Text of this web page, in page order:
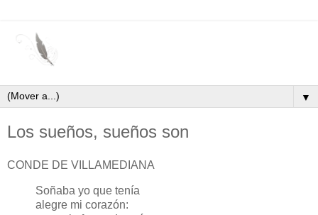
▼
Los sueños, sueños son
CONDE DE VILLAMEDIANA
Soñaba yo que tenía
alegre mi corazón: